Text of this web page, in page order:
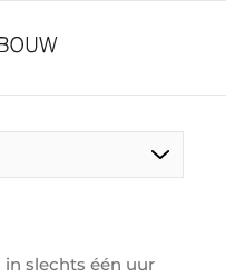
slechts één uur